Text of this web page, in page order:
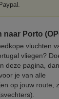
Porto
vluchten
vliegen?
deze pagina,
je van alle
op jouw route,